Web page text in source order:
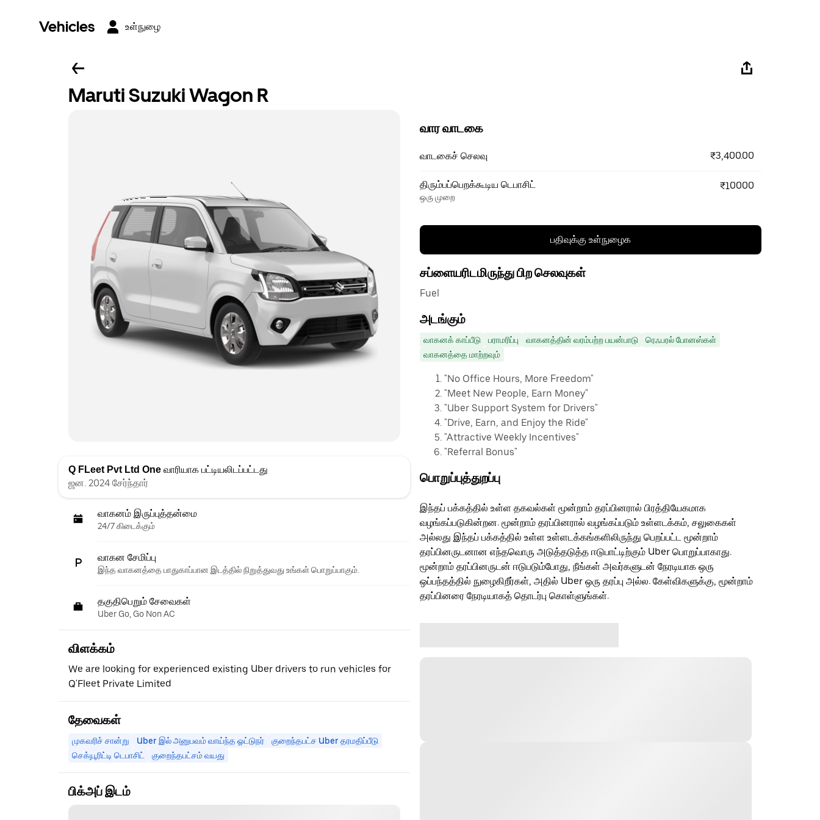
Vehicles உள்நுழை
Maruti Suzuki Wagon R
Q FLeet Pvt Ltd One வாரியாக பட்டியலிடப்பட்டது
ஜன. 2024 சேர்ந்தார்
வாகனம் இருப்புத்தன்மை
24/7 கிடைக்கும்
வாகன சேமிப்பு
இந்த வாகனத்தை பாதுகாப்பான இடத்தில் நிறுத்துவது உங்கள் பொறுப்பாகும்.
தகுதிபெறும் சேவைகள்
Uber Go, Go Non AC
விளக்கம்
We are looking for experienced existing Uber drivers to run vehicles for
Q'Fleet Private Limited
தேவைகள்
முகவரிச் சான்று Uber இல் அனுபவம் வாய்ந்த ஓட்டுநர்
குறைந்தபட்ச Uber தரமதிப்பீடு
செக்யூரிட்டி டெபாசிட்
குறைந்தபட்சம் வயது
பிக்அப் இடம்
வார வாடகை
வாடகைச் செலவு ₹3,400.00
திரும்பப்பெறக்கூடிய டெபாசிட்
ஒரு முறை
₹10000
பதிவுக்கு உள்நுழைக
சப்ளையரிடமிருந்து பிற செலவுகள்
Fuel
அடங்கும்
வாகனக் காப்பீடு பராமரிப்பு வாகனத்தின் வரம்பற்ற பயன்பாடு
ரெஃபரல் போனஸ்கள்
வாகனத்தை மாற்றவும்
"No Office Hours, More Freedom"
"Meet New People, Earn Money"
"Uber Support System for Drivers"
"Drive, Earn, and Enjoy the Ride"
"Attractive Weekly Incentives"
"Referral Bonus"
பொறுப்புத்துறப்பு
இந்தப் பக்கத்தில் உள்ள தகவல்கள் மூன்றாம் தரப்பினரால் பிரத்தியேகமாக
வழங்கப்படுகின்றன. மூன்றாம் தரப்பினரால் வழங்கப்படும் உள்ளடக்கம், சலுகைகள்
அல்லது இந்தப் பக்கத்தில் உள்ள உள்ளடக்கங்களிலிருந்து பெறப்பட்ட மூன்றாம்
தரப்பினருடனான எந்தவொரு அடுத்தடுத்த ஈடுபாட்டிற்கும் Uber பொறுப்பாகாது.
மூன்றாம் தரப்பினருடன் ஈடுபடும்போது, நீங்கள் அவர்களுடன் நேரடியாக ஒரு
ஒப்பந்தத்தில் நுழைகிறீர்கள், அதில் Uber ஒரு தரப்பு அல்ல. கேள்விகளுக்கு, மூன்றாம்
தரப்பினரை நேரடியாகத் தொடர்பு கொள்ளுங்கள்.